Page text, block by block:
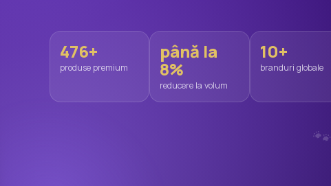
🐾
476+
produse premium
până la
8%
reducere la volum
10+
branduri globale